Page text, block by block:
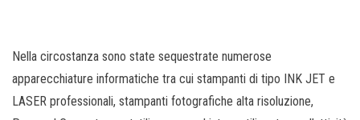
Nella circostanza sono state sequestrate numerose
apparecchiature informatiche tra cui stampanti di tipo INK JET e
LASER professionali, stampanti fotografiche alta risoluzione,